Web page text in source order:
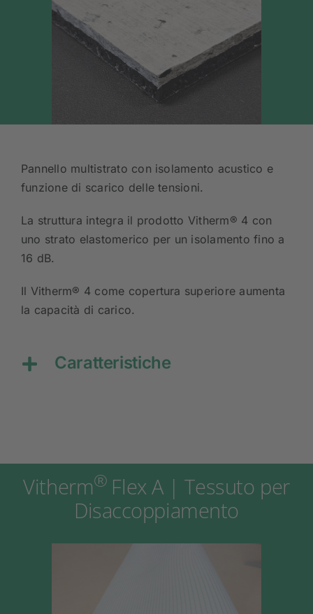
Pannello multistrato con isolamento acustico e
funzione di scarico delle tensioni.
La struttura integra il prodotto Vitherm® 4 con
uno strato elastomerico per un isolamento fino a
16 dB.
Il Vitherm® 4 come copertura superiore aumenta
la capacità di carico.
Caratteristiche
Vitherm® Flex A | Tessuto per
Disaccoppiamento